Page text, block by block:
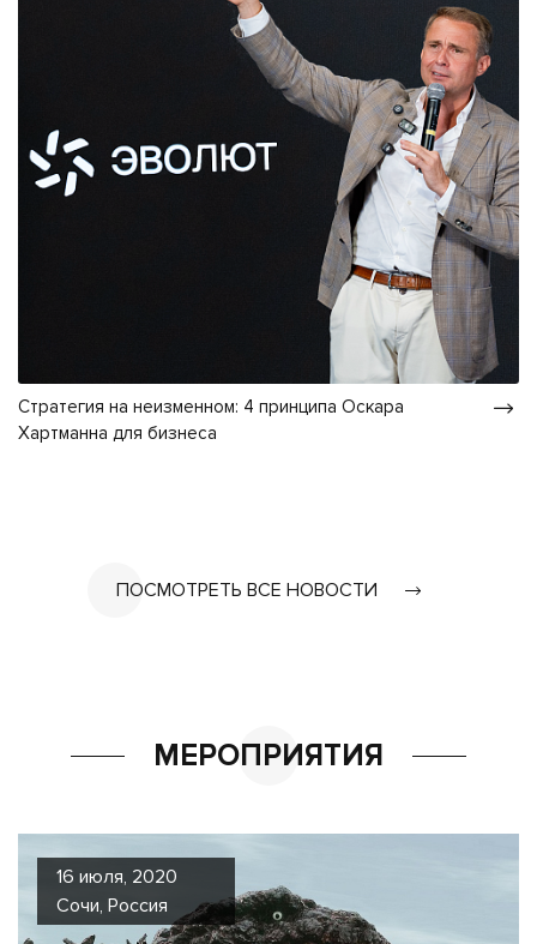
Стратегия на неизменном: 4 принципа Оскара
Хартманна для бизнеса
ПОСМОТРЕТЬ ВСЕ НОВОСТИ
МЕРОПРИЯТИЯ
16 июля, 2020
Сочи, Россия